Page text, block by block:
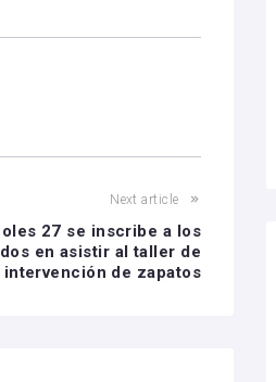
Next article
27 se inscribe a los
en asistir al taller de
intervención de zapatos